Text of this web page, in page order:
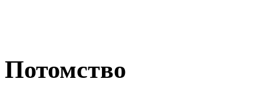
Потомство